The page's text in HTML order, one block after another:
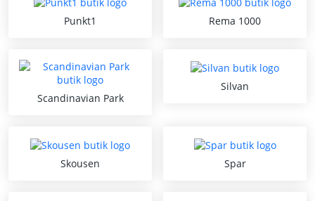
Punkt1 Rema 1000
Scandinavian Park
Silvan
Skousen Spar